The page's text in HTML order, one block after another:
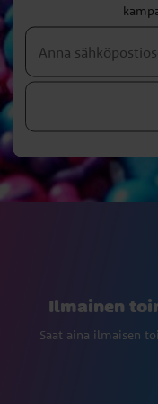
Ilmainen
Saat aina ilmaisen